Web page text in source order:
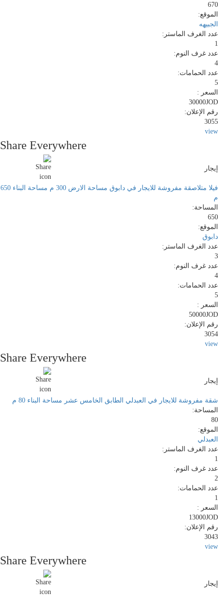
670
الموقع:
الجبيهه
عدد الغرف الماستر:
1
عدد غرف النوم:
4
عدد الحمامات:
5
السعر :
30000JOD
رقم الإعلان:
3055
view
Share Everywhere
إيجار
فيلا متلاصقة مفروشة للايجار في دابوق مساحة الارض 300 م مساحة البناء 650
م
المساحة:
650
الموقع:
دابوق
عدد الغرف الماستر:
3
عدد غرف النوم:
4
عدد الحمامات:
5
السعر :
50000JOD
رقم الإعلان:
3054
view
Share Everywhere
إيجار
شقة مفروشة للايجار في العبدلي الطابق الخامس عشر مساحة البناء 80 م
المساحة:
80
الموقع:
العبدلي
عدد الغرف الماستر:
1
عدد غرف النوم:
2
عدد الحمامات:
1
السعر :
13000JOD
رقم الإعلان:
3043
view
Share Everywhere
إيجار